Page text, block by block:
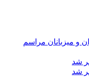
و میزبانان مراسم
شد
شد